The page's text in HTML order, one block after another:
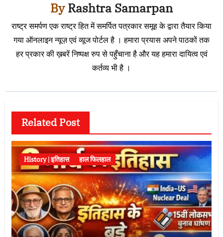
ByRashtra Samarpan
राष्ट्र समर्पण एक राष्ट्र हित में समर्पित पत्रकार समूह के द्वारा तैयार किया
गया ऑनलाइन न्यूज़ एवं व्यूज पोर्टल है । हमारा प्रयास अपने पाठकों तक
हर प्रकार की ख़बरें निष्पक्ष रुप से पहुँचाना है और यह हमारा दायित्व एवं
कर्तव्य भी है ।
Related Post
History | इतिहास हाल फिलहाल